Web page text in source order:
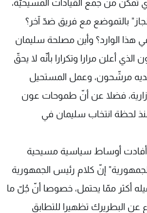
تمكّن من جمع القيادات المسيحيّة،
بالتموضع مع فريق ضدّ آخر؟
الوارد؟ وأين مصلحة سليمان
أعلن مرارا وتكرارا بأنّه لا يحقّ
مرشّحون، وعمل المستحيل
فضلا عن أنّ طموحات عون
لحظة انتخاب سليمان في
أفادت أوساط سياسية مسيحية
إنّ كلام رئيس الجمهورية
أكثر ممّا يحتمل، خصوصا أنّ جُلّ ما
عن البطريرك تظهيرا للتطابق